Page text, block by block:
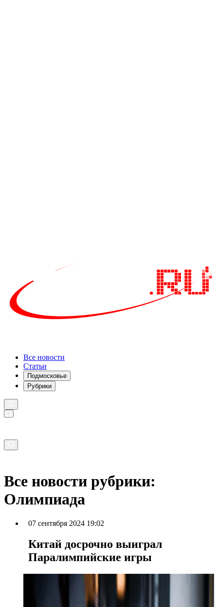
Все новости
Статьи
Подмосковье
Рубрики
Все новости рубрики:
Олимпиада
07 сентября 2024 19:02
Китай досрочно выиграл
Паралимпийские игры